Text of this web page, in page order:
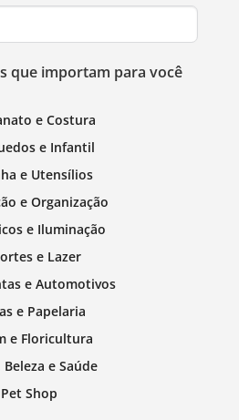
que importam para você
e Costura
e Infantil
e Utensílios
e Organização
e Iluminação
e Lazer
e Automotivos
e Papelaria
e Floricultura
e Saúde
Pet Shop